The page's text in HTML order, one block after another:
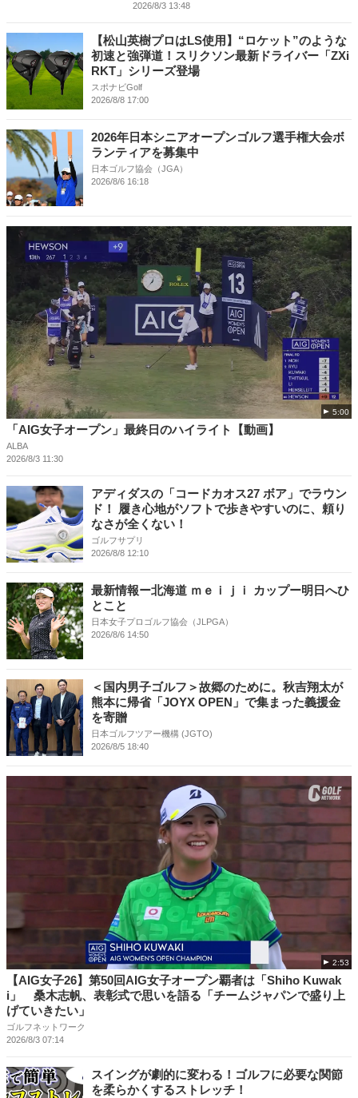
2026/8/3 13:48
【松山英樹プロはLS使用】“ロケット”のような
初速と強弾道！スリクソン最新ドライバー「ZXi
RKT」シリーズ登場
スポナビGolf
2026/8/8 17:00
2026年日本シニアオープンゴルフ選手権大会ボ
ランティアを募集中
日本ゴルフ協会（JGA）
2026/8/6 16:18
5:00
「AIG女子オープン」最終日のハイライト【動画】
ALBA
2026/8/3 11:30
アディダスの「コードカオス27 ボア」でラウン
ド！ 履き心地がソフトで歩きやすいのに、頼り
なさが全くない！
ゴルフサプリ
2026/8/8 12:10
最新情報ー北海道 ｍｅｉｊｉ カップー明日へひ
とこと
日本女子プロゴルフ協会（JLPGA）
2026/8/6 14:50
＜国内男子ゴルフ＞故郷のために。秋吉翔太が
熊本に帰省「JOYX OPEN」で集まった義援金
を寄贈
日本ゴルフツアー機構 (JGTO)
2026/8/5 18:40
2:53
【AIG女子26】第50回AIG女子オープン覇者は「Shiho Kuwak
i」 桑木志帆、表彰式で思いを語る「チームジャパンで盛り上
げていきたい」
ゴルフネットワーク
2026/8/3 07:14
スイングが劇的に変わる！ゴルフに必要な関節
を柔らかくするストレッチ！